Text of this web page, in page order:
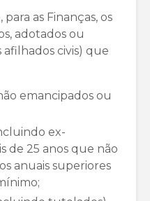
as Finanças, os
adotados ou
civis) que
emancipados ou
ex-
de 25 anos que não
anuais superiores